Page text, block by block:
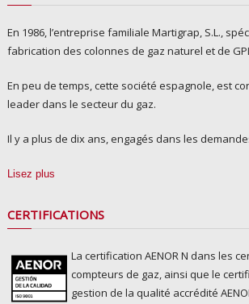
En 1986, l’entreprise familiale Martigrap, S.L.,
fabrication des colonnes de gaz naturel et de
En peu de temps, cette société espagnole, est
leader dans le secteur du gaz.
Il y a plus de dix ans, engagés dans les
Lisez plus
CERTIFICATIONS
La certification AENOR N dans les
compteurs de gaz, ainsi que le
gestion de la qualité accrédité